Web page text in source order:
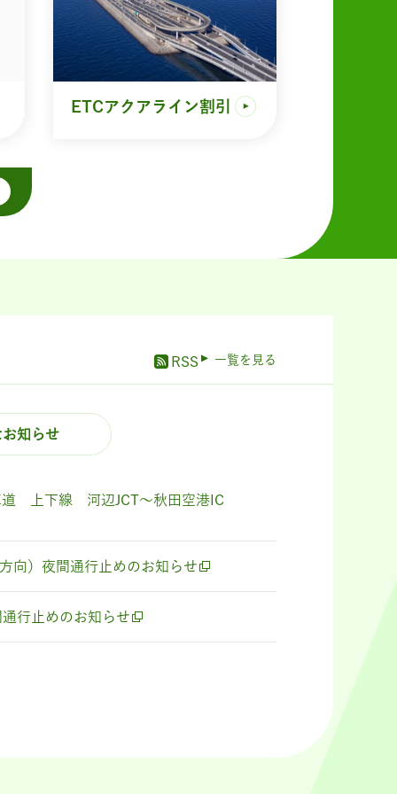
ETCアクアライン割引
RSS 一覧を見る
知らせ
道 上下線 河辺JCT～秋田空港IC
）夜間通行止めのお知らせ
行止めのお知らせ